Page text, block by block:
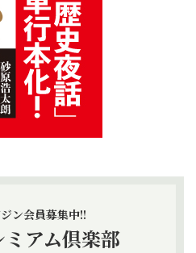
ン会員募集中!!
アム倶楽部